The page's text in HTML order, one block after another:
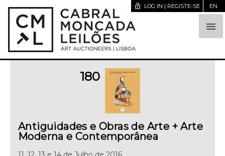

lock_open LOG IN | REGISTE-SE EN
180
Antiguidades e Obras de Arte + Arte
Moderna e Contemporânea